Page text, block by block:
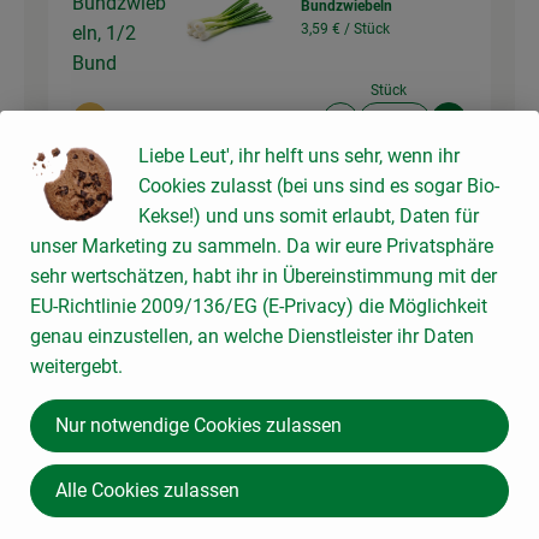
eln, 1/2
Bund
Bundzwiebeln
3,59 € / Stück
Stück
Gesamtpreis: 3,59 €
Du hast sicher:
Knoblauch,
2 Zehen
14,59 € /
Liebe Leut', ihr helft uns sehr, wenn ihr
Cookies zulasst (bei uns sind es sogar Bio-
Kekse!) und uns somit erlaubt, Daten für
unser Marketing zu sammeln. Da wir eure Privatsphäre
sehr wertschätzen, habt ihr in Übereinstimmung mit der
EU-Richtlinie 2009/136/EG (E-Privacy) die Möglichkeit
genau einzustellen, an welche Dienstleister ihr Daten
weitergebt.
Nur notwendige Cookies zulassen
Alle Cookies zulassen